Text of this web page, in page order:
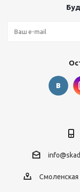
Смоленская